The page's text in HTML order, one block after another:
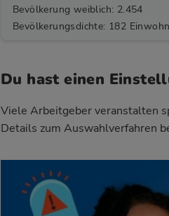
Bevölkerung weiblich: 2.454
Bevölkerungsdichte: 182
Du hast einen
Viele Arbeitgeber veranstalten
Details zum Auswahlverfahren